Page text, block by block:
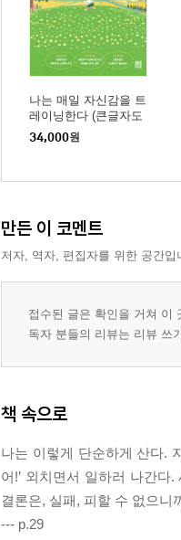
07 생리주기 트레이닝? 이게
08 식단, 월경, 배변, 수면까지
4장 월 90만 원 알바생에서,
01 24살 김가희가 21살 남편을
05 코로나로 영업정지라니, 피
5장 모든 여성이 건강해지는
02 전 세계 No.1 여성 피트니
04 18시간 몰입하는 나만의
05 나는 세상에서 다이어트가
06 믿어주는 만큼 성장한다
07 여생트스쿨, 좋은 회사에서
나는 매일 자신감을 트
레이닝한다 (큰글자도
서)
34,000원
만든 이 코멘트
저자, 역자, 편집자를 위한 공간
접수된 글은 확인을 거쳐 이
독자 분들의 리뷰는 리뷰 쓰
책 속으로
나는 이렇게 단순하게 산다.
어!’ 외치면서 일하러 나간
결론은, 실패, 피할 수 없으니
--- p.29